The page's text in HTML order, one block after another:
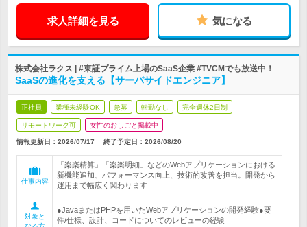
求人詳細を見る 気になる
株式会社ラクス | #東証プライム上場のSaaS企業 #TVCMでも放送中！
SaaSの進化を支える【サーバサイドエンジニア】
正社員 業種未経験OK 急募 転勤なし 完全週休2日制
リモートワーク可 女性のおしごと掲載中
情報更新日：2026/07/17 終了予定日： 2026/08/20
仕事内容
「楽楽精算」「楽楽明細」などのWebアプリケーションにおける
新機能追加、パフォーマンス向上、技術的改善を担当。開発から
運用まで幅広く関わります
対象と
●JavaまたはPHPを用いたWebアプリケーションの開発経験●要
件/仕様、設計、コードについてのレビューの経験